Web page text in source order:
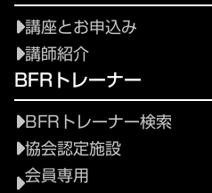
講座とお申込み
講師紹介
BFRトレーナー
BFRトレーナー検索
協会認定施設
会員専用